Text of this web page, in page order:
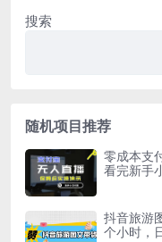
搜索
随机项目推荐
零成本支
看完新手
抖音旅游
个小时，